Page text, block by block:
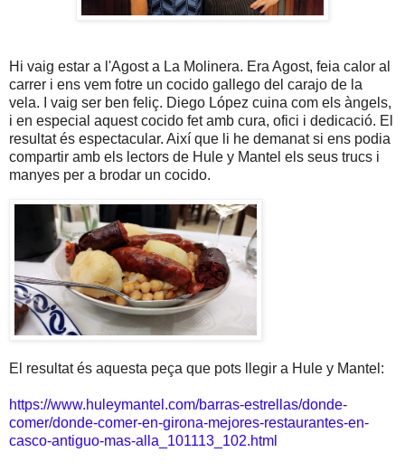
Hi vaig estar a l'Agost a La Molinera. Era Agost, feia calor al
carrer i ens vem fotre un cocido gallego del carajo de la
vela. I vaig ser ben feliç. Diego López cuina com els àngels,
i en especial aquest cocido fet amb cura, ofici i dedicació. El
resultat és espectacular. Així que li he demanat si ens podia
compartir amb els lectors de Hule y Mantel els seus trucs i
manyes per a brodar un cocido.
El resultat és aquesta peça que pots llegir a Hule y Mantel:
https://www.huleymantel.com/barras-estrellas/donde-
comer/donde-comer-en-girona-mejores-restaurantes-en-
casco-antiguo-mas-alla_101113_102.html